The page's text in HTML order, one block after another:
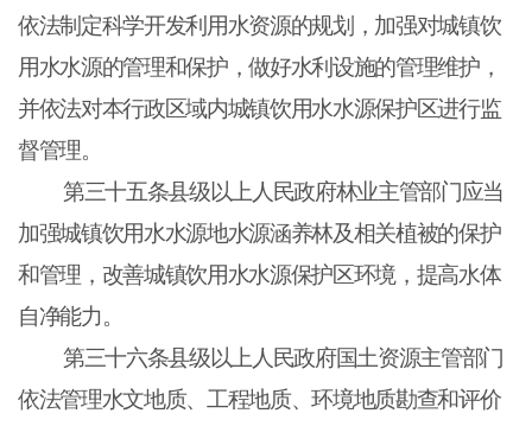
依法制定科学开发利用水资源的规划，加强对城镇饮
用水水源的管理和保护，做好水利设施的管理维护，
并依法对本行政区域内城镇饮用水水源保护区进行监
督管理。
第三十五条县级以上人民政府林业主管部门应当
加强城镇饮用水水源地水源涵养林及相关植被的保护
和管理，改善城镇饮用水水源保护区环境，提高水体
自净能力。
第三十六条县级以上人民政府国土资源主管部门
依法管理水文地质、工程地质、环境地质勘查和评价